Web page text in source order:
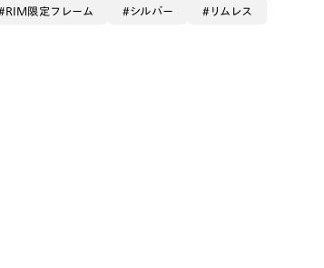
RIM限定フレーム シルバー リムレス